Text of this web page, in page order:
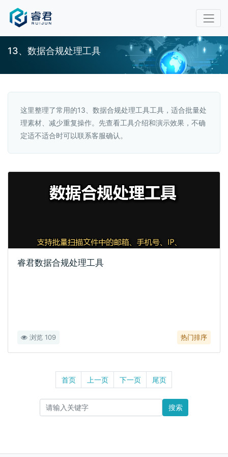
13、数据合规处理工具
这里整理了常用的13、数据合规处理工具工具，适合批量处
理素材、减少重复操作。先查看工具介绍和演示效果，不确
定适不适合时可以联系客服确认。
睿君数据合规处理工具
浏览 109 热门排序
首页 上一页 下一页 尾页
搜索